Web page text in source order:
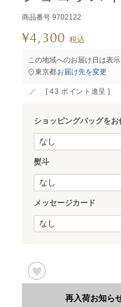
ドバイスタイル
チョコレート
法人ギフト
すべて
すべて
デジタルギフト
商品番号 9702122
¥4,300 税込
この地域へのお届け日は表
東京都お届け先を変更
[ 43 ポイント進呈 ]
ショッピングバッグをお
熨斗
メッセージカード
再入荷お知ら